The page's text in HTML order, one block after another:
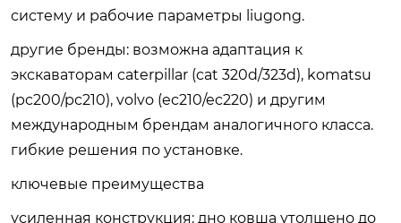
систему и рабочие параметры liugong.
другие бренды: возможна адаптация к
экскаваторам caterpillar (cat 320d/323d), komatsu
(pc200/pc210), volvo (ec210/ec220) и другим
международным брендам аналогичного класса.
гибкие решения по установке.
ключевые преимущества
усиленная конструкция: дно ковша утолщено до